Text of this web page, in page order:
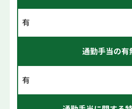
有
通勤手当の有
有